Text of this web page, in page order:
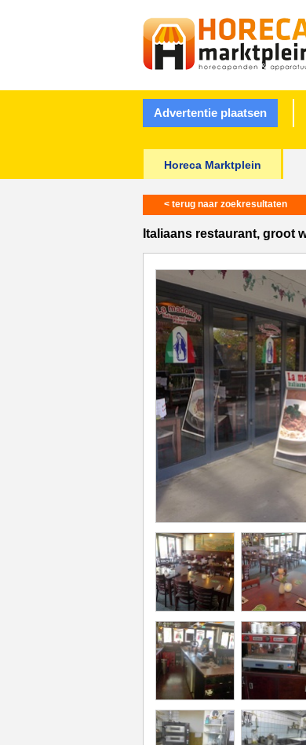
Advertentie plaatsen
Horeca Marktplein
< terug naar zoekresultaten
Italiaans restaurant, groot